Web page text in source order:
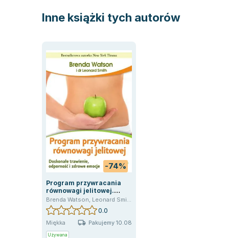
Inne książki tych autorów
-74%
Program przywracania
równowagi jelitowej.
Doskonałe trawienie,
odporność i zdrowe
emocje
Brenda Watson, Leonard Smith
0.0
Miękka Pakujemy 10.08
Używana